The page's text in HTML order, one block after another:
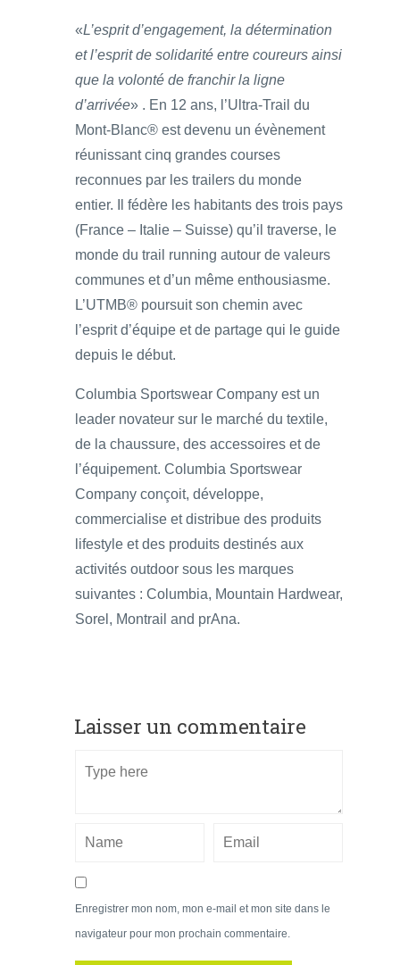
«L’esprit d’engagement, la détermination
et l’esprit de solidarité entre coureurs ainsi
que la volonté de franchir la ligne
d’arrivée» . En 12 ans, l’Ultra-Trail du
Mont‐Blanc® est devenu un évènement
réunissant cinq grandes courses
reconnues par les trailers du monde
entier. Il fédère les habitants des trois pays
(France – Italie – Suisse) qu’il traverse, le
monde du trail running autour de valeurs
communes et d’un même enthousiasme.
L’UTMB® poursuit son chemin avec
l’esprit d’équipe et de partage qui le guide
depuis le début.
Columbia Sportswear Company est un
leader novateur sur le marché du textile,
de la chaussure, des accessoires et de
l’équipement. Columbia Sportswear
Company conçoit, développe,
commercialise et distribue des produits
lifestyle et des produits destinés aux
activités outdoor sous les marques
suivantes : Columbia, Mountain Hardwear,
Sorel, Montrail and prAna.
Laisser un commentaire
Enregistrer mon nom, mon e-mail et mon site dans le
navigateur pour mon prochain commentaire.